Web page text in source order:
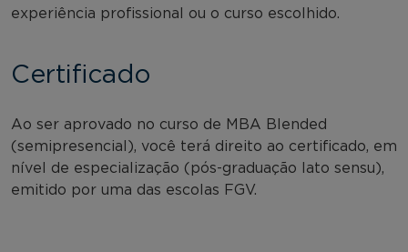
experiência profissional ou o curso escolhido.
Certificado
Ao ser aprovado no curso de MBA Blended
(semipresencial), você terá direito ao certificado, em
nível de especialização (pós-graduação lato sensu),
emitido por uma das escolas FGV.